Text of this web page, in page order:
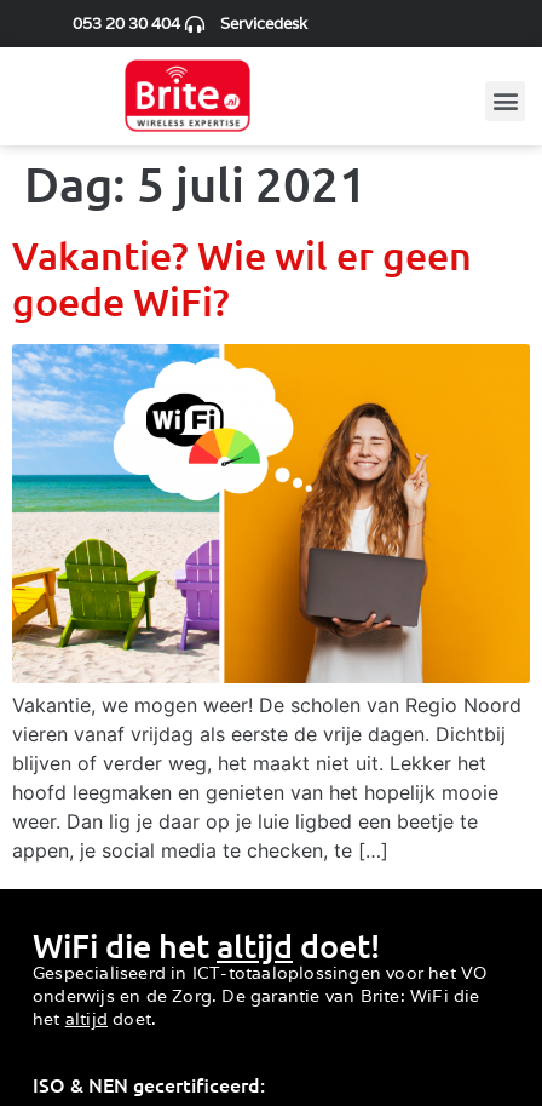
053 20 30 404 Servicedesk
Dag: 5 juli 2021
Vakantie? Wie wil er geen
goede WiFi?
Vakantie, we mogen weer! De scholen van Regio Noord
vieren vanaf vrijdag als eerste de vrije dagen. Dichtbij
blijven of verder weg, het maakt niet uit. Lekker het
hoofd leegmaken en genieten van het hopelijk mooie
weer. Dan lig je daar op je luie ligbed een beetje te
appen, je social media te checken, te […]
WiFi die het altijd doet!
Gespecialiseerd in ICT-totaaloplossingen voor het VO
onderwijs en de Zorg. De garantie van Brite: WiFi die
het altijd doet.
ISO & NEN gecertificeerd: